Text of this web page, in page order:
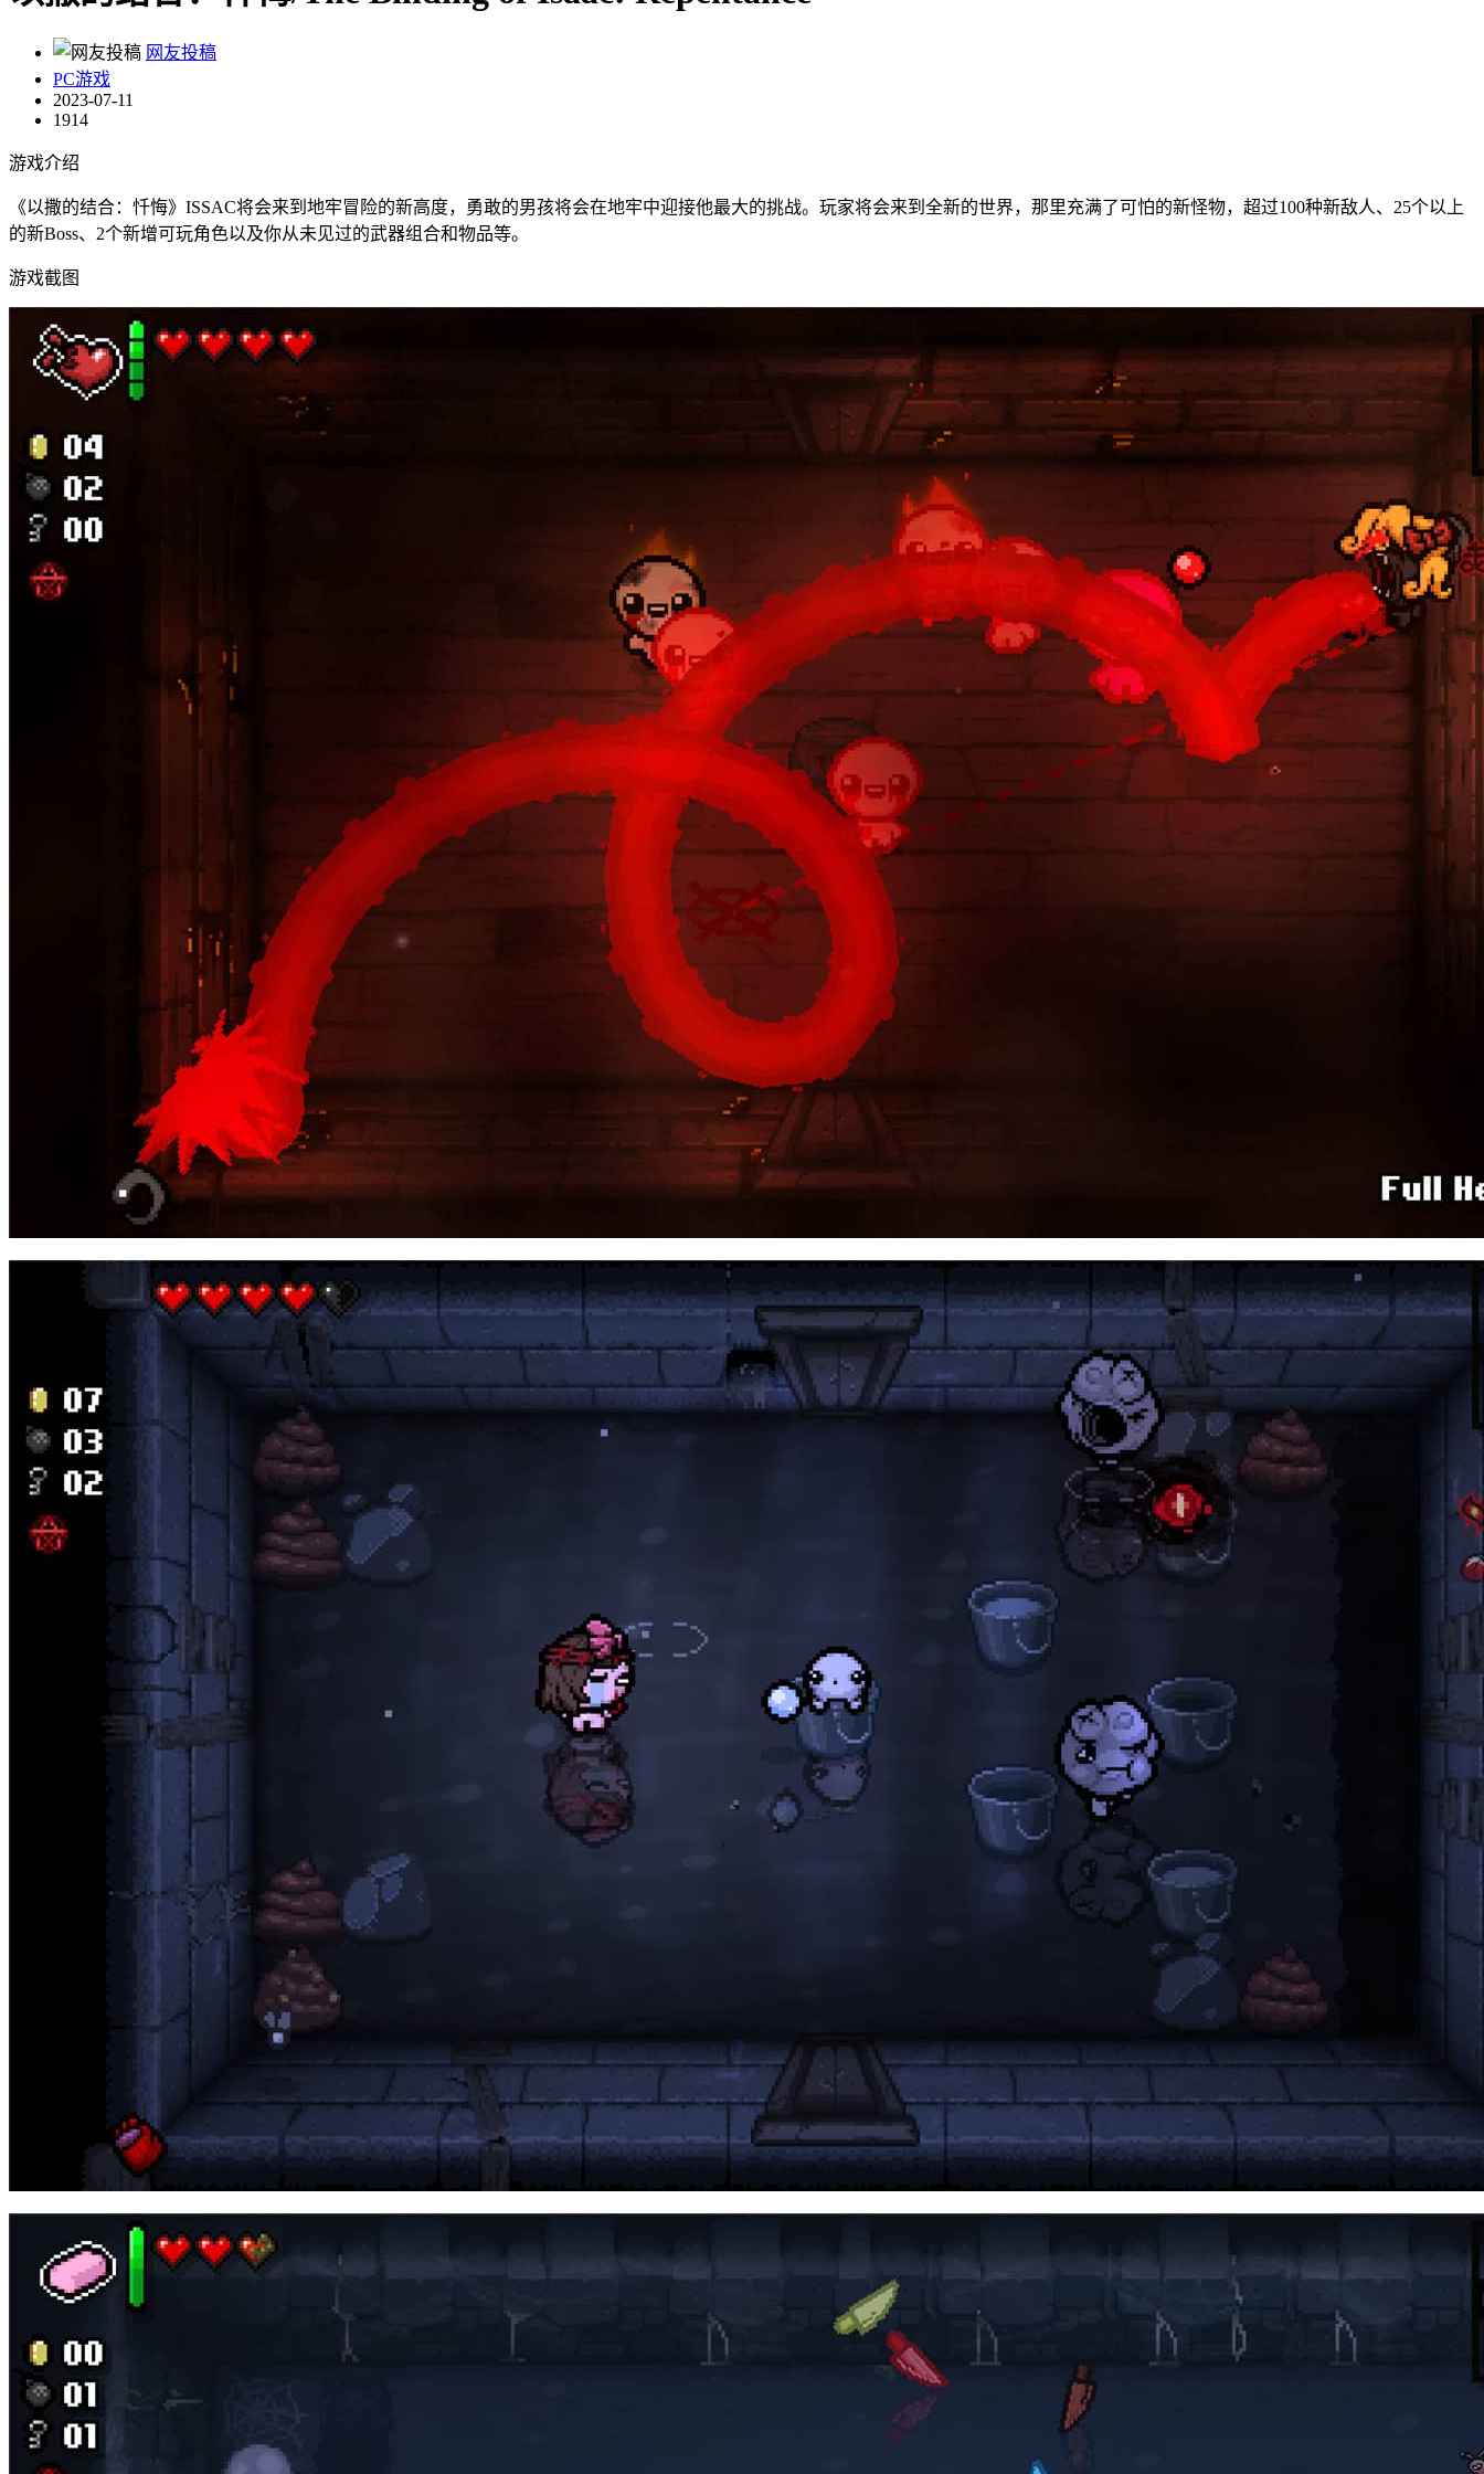
网友投稿
PC游戏
2023-07-11
1914
游戏介绍
《以撒的结合：忏悔》ISSAC将会来到地牢冒险的新高度，勇敢的男孩将会在地牢中迎接他最大的挑战。玩家将会来到全新的世界，那里充满了可怕的新怪物，超过100种新敌人、25个以上
的新Boss、2个新增可玩角色以及你从未见过的武器组合和物品等。
游戏截图